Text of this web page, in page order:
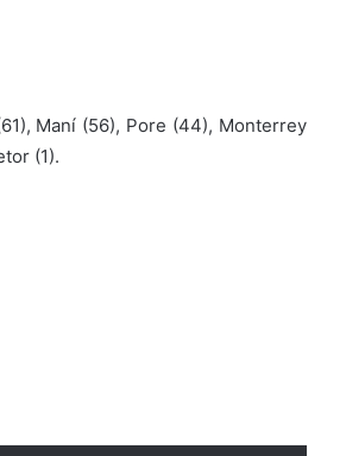
Maní (56), Pore (44), Monterrey
(1).